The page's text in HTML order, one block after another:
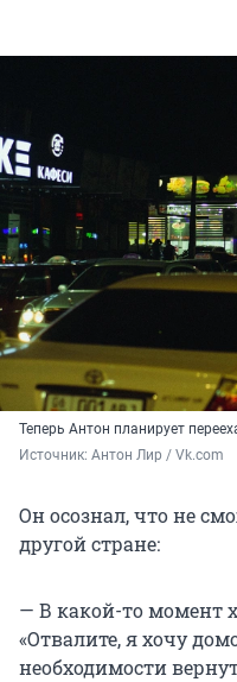
Теперь Антон планирует
Источник: Антон Лир / Vk.com
Он осознал, что не
другой стране:
— В какой-то момент
«Отвалите, я хочу
необходимости